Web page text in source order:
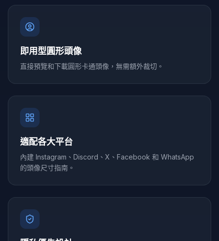
即用型圓形頭像
直接預覽和下載圓形卡通頭像，無需額外裁切。
適配各大平台
內建 Instagram、Discord、X、Facebook 和 WhatsApp
的頭像尺寸指南。